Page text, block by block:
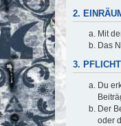
2.
Mit
Das
3.
Du
Der
oder